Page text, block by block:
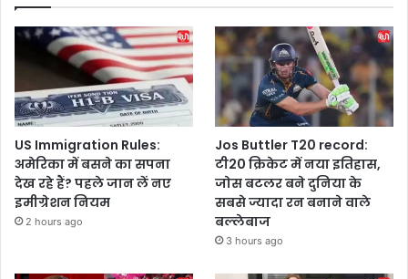
US Immigration Rules:
अमेरिका में बसने का सपना
देख रहे हैं? पहले जान लें नए
इमीग्रेशन नियम
2 hours ago
Jos Buttler T20 record:
टी20 क्रिकेट में नया इतिहास,
जोस बटलर बने दुनिया के
सबसे ज्यादा रन बनाने वाले
बल्लेबाज
3 hours ago